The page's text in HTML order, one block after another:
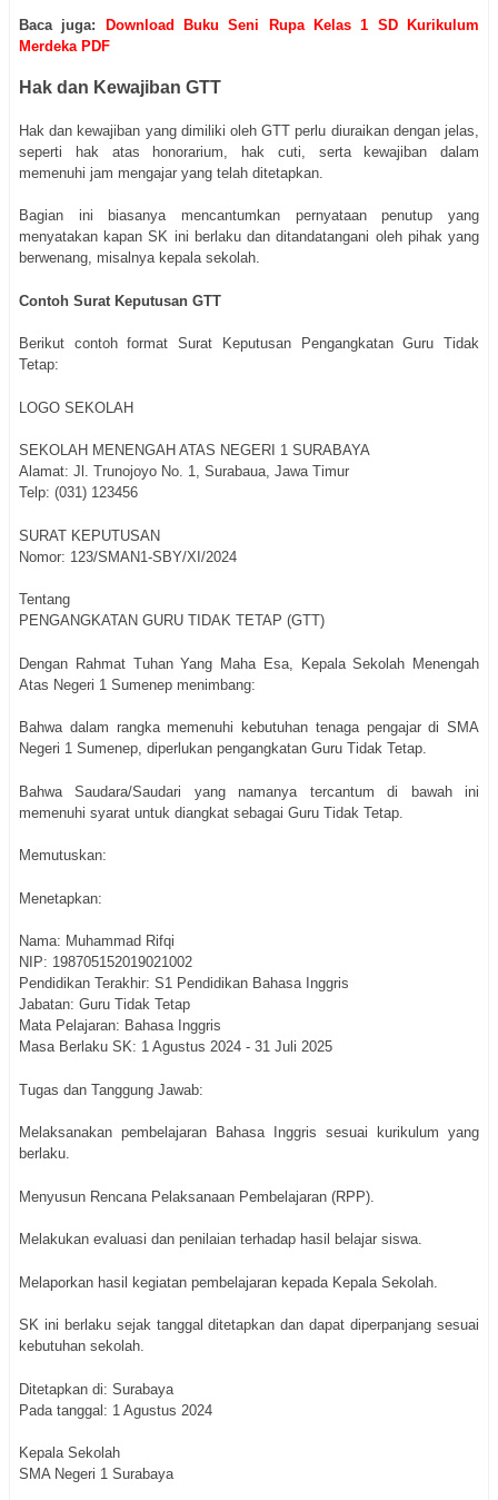
Baca juga: Download Buku Seni Rupa Kelas 1 SD Kurikulum
Merdeka PDF
Hak dan Kewajiban GTT
Hak dan kewajiban yang dimiliki oleh GTT perlu diuraikan dengan jelas,
seperti hak atas honorarium, hak cuti, serta kewajiban dalam
memenuhi jam mengajar yang telah ditetapkan.
Bagian ini biasanya mencantumkan pernyataan penutup yang
menyatakan kapan SK ini berlaku dan ditandatangani oleh pihak yang
berwenang, misalnya kepala sekolah.
Contoh Surat Keputusan GTT
Berikut contoh format Surat Keputusan Pengangkatan Guru Tidak
Tetap:
LOGO SEKOLAH
SEKOLAH MENENGAH ATAS NEGERI 1 SURABAYA
Alamat: Jl. Trunojoyo No. 1, Surabaua, Jawa Timur
Telp: (031) 123456
SURAT KEPUTUSAN
Nomor: 123/SMAN1-SBY/XI/2024
Tentang
PENGANGKATAN GURU TIDAK TETAP (GTT)
Dengan Rahmat Tuhan Yang Maha Esa, Kepala Sekolah Menengah
Atas Negeri 1 Sumenep menimbang:
Bahwa dalam rangka memenuhi kebutuhan tenaga pengajar di SMA
Negeri 1 Sumenep, diperlukan pengangkatan Guru Tidak Tetap.
Bahwa Saudara/Saudari yang namanya tercantum di bawah ini
memenuhi syarat untuk diangkat sebagai Guru Tidak Tetap.
Memutuskan:
Menetapkan:
Nama: Muhammad Rifqi
NIP: 198705152019021002
Pendidikan Terakhir: S1 Pendidikan Bahasa Inggris
Jabatan: Guru Tidak Tetap
Mata Pelajaran: Bahasa Inggris
Masa Berlaku SK: 1 Agustus 2024 - 31 Juli 2025
Tugas dan Tanggung Jawab:
Melaksanakan pembelajaran Bahasa Inggris sesuai kurikulum yang
berlaku.
Menyusun Rencana Pelaksanaan Pembelajaran (RPP).
Melakukan evaluasi dan penilaian terhadap hasil belajar siswa.
Melaporkan hasil kegiatan pembelajaran kepada Kepala Sekolah.
SK ini berlaku sejak tanggal ditetapkan dan dapat diperpanjang sesuai
kebutuhan sekolah.
Ditetapkan di: Surabaya
Pada tanggal: 1 Agustus 2024
Kepala Sekolah
SMA Negeri 1 Surabaya